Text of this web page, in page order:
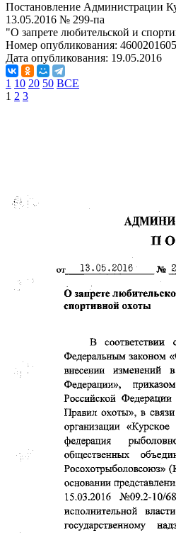
Постановление Администрации
13.05.2016 № 299-па
"О запрете любительской и
Номер опубликования:
Дата опубликования: 19.05.2016
1 10 20 50 ВСЕ
1 2 3